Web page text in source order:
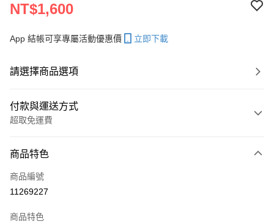
NT$1,600
App 結帳可享專屬活動優惠價 立即下載
請選擇商品選項
付款與運送方式
超取免運費
信用卡一次付款
超商取貨付款
商品特色
商品編號
11269227
商品特色